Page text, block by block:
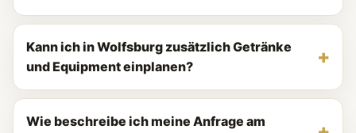
Kann ich in Wolfsburg zusätzlich Getränke
und Equipment einplanen?
Wie beschreibe ich meine Anfrage am